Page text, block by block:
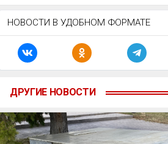
НОВОСТИ В УДОБНОМ ФОРМАТЕ
ДРУГИЕ НОВОСТИ